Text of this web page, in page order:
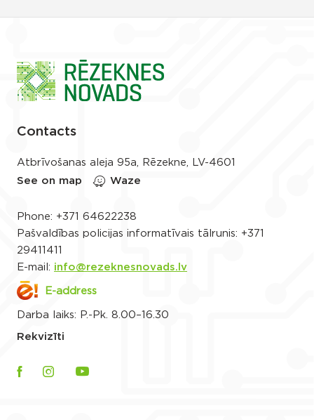
Contacts
Atbrīvošanas aleja 95a, Rēzekne, LV-4601
See on map
Waze
Phone: +371 64622238
Pašvaldības policijas informatīvais tālrunis: +371
29411411
E-mail: info@rezeknesnovads.lv
E-address
Darba laiks: P.-Pk. 8.00–16.30
Rekvizīti